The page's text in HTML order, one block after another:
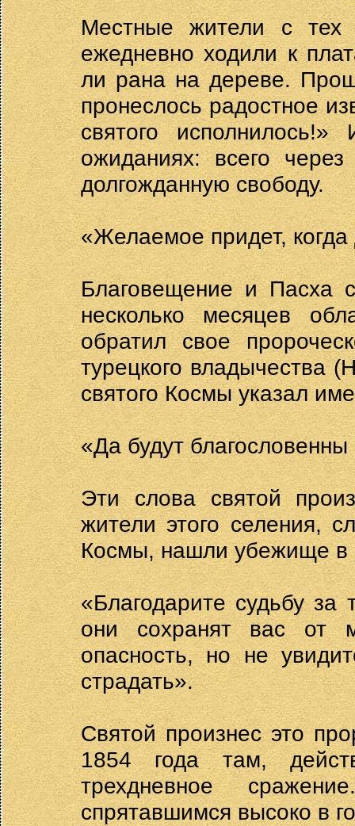
Местные жители с тех
ежедневно ходили к
ли рана на дереве.
пронеслось радостное
святого
ожиданиях: всего
долгожданную свободу.
«Желаемое придет,
Благовещение и Пасха
несколько месяцев
обратил свое
турецкого владычества
святого Космы указал
«Да будут
Эти слова святой
жители этого селения,
Космы, нашли убежище в
«Благодарите судьбу за
они сохранят вас от
опасность, но не
страдать».
Святой произнес это
1854 года там,
трехдневное
спрятавшимся высоко в